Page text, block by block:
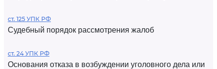
ст. 125 УПК РФ
Судебный порядок рассмотрения жалоб
ст. 24 УПК РФ
Основания отказа в возбуждении уголовного дела или